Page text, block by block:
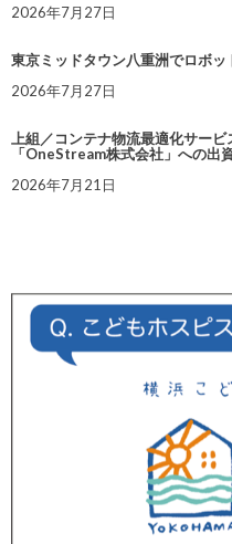
2026年7月27日
東京ミッドタウン八重洲でロボ
2026年7月27日
上組／コンテナ物流最適化サー
「OneStream株式会社」への出
2026年7月21日